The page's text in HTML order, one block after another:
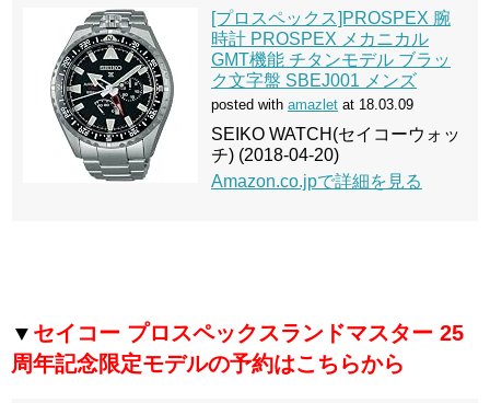
[プロスペックス]PROSPEX 腕
時計 PROSPEX メカニカル
GMT機能 チタンモデル ブラッ
ク文字盤 SBEJ001 メンズ
posted with amazlet at 18.03.09
SEIKO WATCH(セイコーウォッ
チ) (2018-04-20)
Amazon.co.jpで詳細を見る
▼ セイコー プロスペックスランドマスター 25
周年記念限定モデルの予約はこちらから